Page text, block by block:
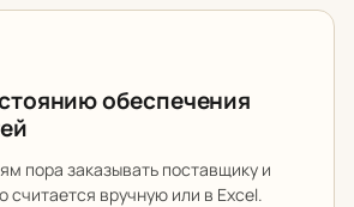
обеспечения потребностей
обеспечения
пора заказывать поставщику и
считается вручную или в Excel.